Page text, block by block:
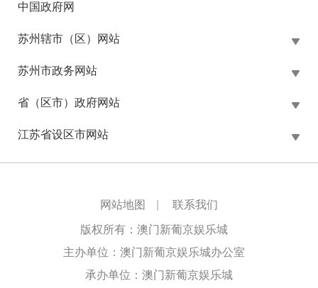
中国政府网
苏州辖市（区）网站
苏州市政务网站
省（区市）政府网站
江苏省设区市网站
网站地图 联系我们
版权所有：澳门新葡京娱乐城
主办单位：澳门新葡京娱乐城办公室
承办单位：澳门新葡京娱乐城